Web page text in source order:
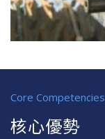
Core Competencies
核心優勢